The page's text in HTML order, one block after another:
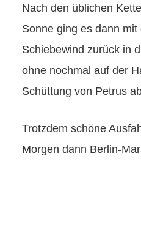
Nach den üblichen
Sonne ging es dann mit
Schiebewind zurück in
ohne nochmal auf der
Schüttung von Petrus
Trotzdem schöne
Morgen dann Berlin-